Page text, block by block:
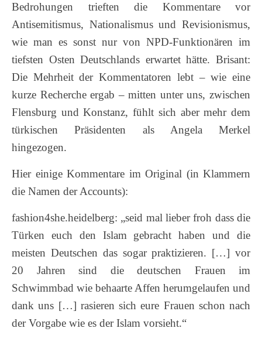
Bedrohungen trieften die Kommentare vor
Antisemitismus, Nationalismus und Revisionismus,
wie man es sonst nur von NPD-Funktionären im
tiefsten Osten Deutschlands erwartet hätte. Brisant:
Die Mehrheit der Kommentatoren lebt – wie eine
kurze Recherche ergab – mitten unter uns, zwischen
Flensburg und Konstanz, fühlt sich aber mehr dem
türkischen Präsidenten als Angela Merkel
hingezogen.
Hier einige Kommentare im Original (in Klammern
die Namen der Accounts):
fashion4she.heidelberg: „seid mal lieber froh dass die
Türken euch den Islam gebracht haben und die
meisten Deutschen das sogar praktizieren. […] vor
20 Jahren sind die deutschen Frauen im
Schwimmbad wie behaarte Affen herumgelaufen und
dank uns […] rasieren sich eure Frauen schon nach
der Vorgabe wie es der Islam vorsieht.“